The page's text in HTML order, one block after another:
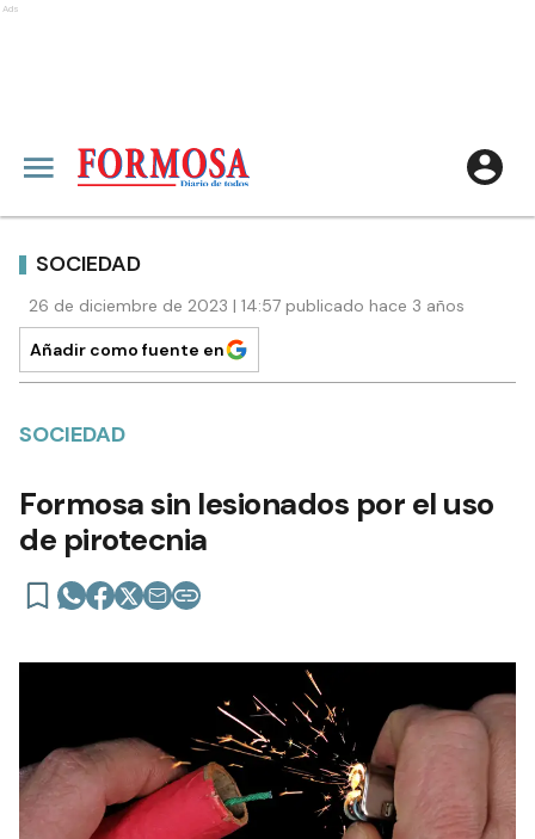
Ads
SOCIEDAD
26 de diciembre de 2023 | 14:57 publicado hace 3 años
Añadir como fuente en
SOCIEDAD
Formosa sin lesionados por el uso
de pirotecnia